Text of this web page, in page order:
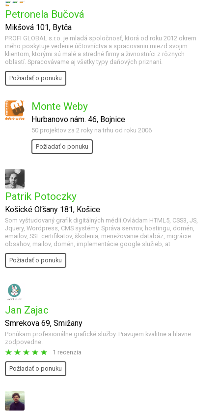
Petronela Bučová
Mikšová 101, Bytča
PROFI GLOBAL s.r.o. je mladá spoločnosť, ktorá od roku 2012 okrem
iného poskytuje vedenie účtovníctva a spracovaniu miezd svojim
klientom, ktorými sú malé a stredné firmy a živnostníci z rôznych
oblastí. Spracovávame aj všetky typy daňových priznaní.
Požiadať o ponuku
Monte Weby
Hurbanovo nám. 46, Bojnice
50 projektov za 2 roky na trhu od roku 2006
Požiadať o ponuku
Patrik Potoczky
Košické Oľšany 181, Košice
Som vyštudovaný grafik digitálných médií.Ovládam HTML5, CSS3, JS,
Jquery, Wordpress, CMS systémy. Správa servrov, hostingu, domén,
emailov, SSL certifikatov, školenia, menežovanie databáz, migrácie
obsahov, mailov, domén, implementácie google služieb, at
Požiadať o ponuku
Jan Zajac
Smrekova 69, Smižany
Ponúkam profesionálne grafické služby. Pravujem kvalitne a hlavne
zodpovedne.
1 recenzia
Požiadať o ponuku